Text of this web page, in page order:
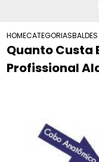
HOMECATEGORIAS
Quanto Custa
Profissional